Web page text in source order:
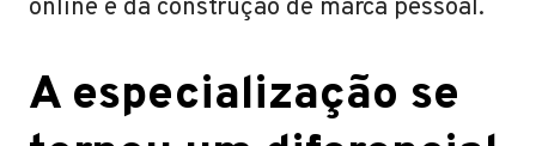
online e da construção de marca pessoal.
A especialização se